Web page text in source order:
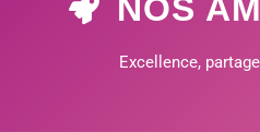
NOS
Excellence,